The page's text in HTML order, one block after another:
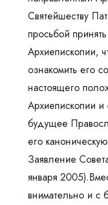
Святейшеству
просьбой
Архиепископии,
ознакомить его
настоящего
Архиепископии
будущее
его
Заявление
января
внимательно и с